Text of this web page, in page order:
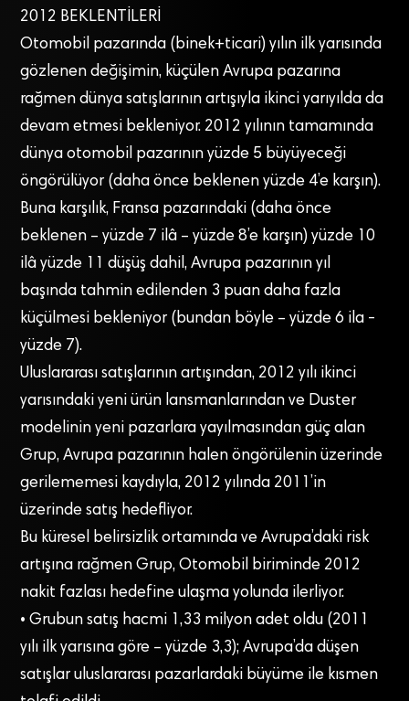
2012 BEKLENTİLERİ
Otomobil pazarında (binek+ticari) yılın ilk yarısında
gözlenen değişimin, küçülen Avrupa pazarına
rağmen dünya satışlarının artışıyla ikinci yarıyılda da
devam etmesi bekleniyor. 2012 yılının tamamında
dünya otomobil pazarının yüzde 5 büyüyeceği
öngörülüyor (daha önce beklenen yüzde 4’e karşın).
Buna karşılık, Fransa pazarındaki (daha önce
beklenen – yüzde 7 ilâ – yüzde 8’e karşın) yüzde 10
ilâ yüzde 11 düşüş dahil, Avrupa pazarının yıl
başında tahmin edilenden 3 puan daha fazla
küçülmesi bekleniyor (bundan böyle – yüzde 6 ila -
yüzde 7).
Uluslararası satışlarının artışından, 2012 yılı ikinci
yarısındaki yeni ürün lansmanlarından ve Duster
modelinin yeni pazarlara yayılmasından güç alan
Grup, Avrupa pazarının halen öngörülenin üzerinde
gerilememesi kaydıyla, 2012 yılında 2011’in
üzerinde satış hedefliyor.
Bu küresel belirsizlik ortamında ve Avrupa’daki risk
artışına rağmen Grup, Otomobil biriminde 2012
nakit fazlası hedefine ulaşma yolunda ilerliyor.
• Grubun satış hacmi 1,33 milyon adet oldu (2011
yılı ilk yarısına göre – yüzde 3,3); Avrupa’da düşen
satışlar uluslararası pazarlardaki büyüme ile kısmen